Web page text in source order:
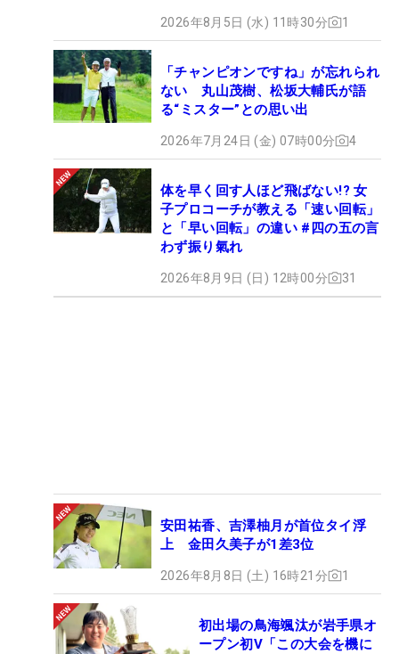
2026年8月5日 (水) 11時30分 1
「チャンピオンですね」が忘れられ
ない 丸山茂樹、松坂大輔氏が語
る“ミスター”との思い出
2026年7月24日 (金) 07時00分 4
体を早く回す人ほど飛ばない!? 女
子プロコーチが教える「速い回転」
と「早い回転」の違い #四の五の言
わず振り氣れ
2026年8月9日 (日) 12時00分 31
安田祐香、吉澤柚月が首位タイ浮
上 金田久美子が1差3位
2026年8月8日 (土) 16時21分 1
初出場の鳥海颯汰が岩手県オ
ープン初V「この大会を機に